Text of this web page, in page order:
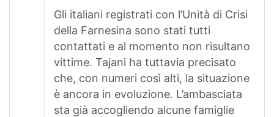
Gli italiani registrati con l’Unità di Crisi
della Farnesina sono stati tutti
contattati e al momento non risultano
vittime. Tajani ha tuttavia precisato
che, con numeri così alti, la situazione
è ancora in evoluzione. L’ambasciata
sta già accogliendo alcune famiglie